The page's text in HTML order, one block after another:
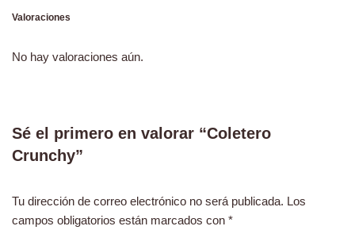
Valoraciones
No hay valoraciones aún.
Sé el primero en valorar “Coletero
Crunchy”
Tu dirección de correo electrónico no será publicada. Los
campos obligatorios están marcados con *